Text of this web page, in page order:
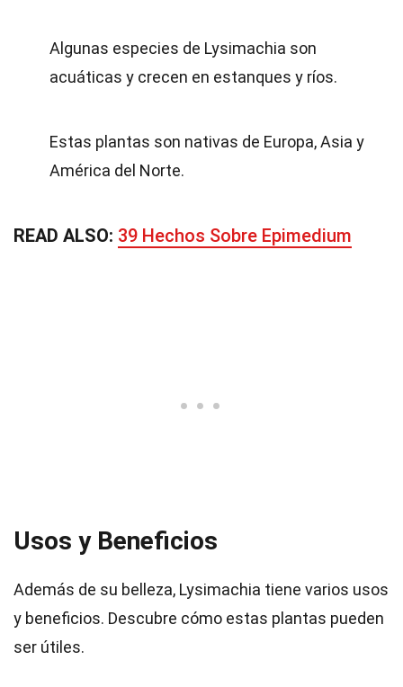
Algunas especies de Lysimachia son
acuáticas y crecen en estanques y ríos.
Estas plantas son nativas de Europa, Asia y
América del Norte.
READ ALSO: 39 Hechos Sobre Epimedium
Usos y Beneficios
Además de su belleza, Lysimachia tiene varios usos
y beneficios. Descubre cómo estas plantas pueden
ser útiles.